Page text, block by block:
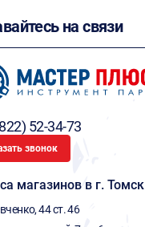
на связи
52-34-73
звонок
магазинов в г. Томск
44 ст. 46